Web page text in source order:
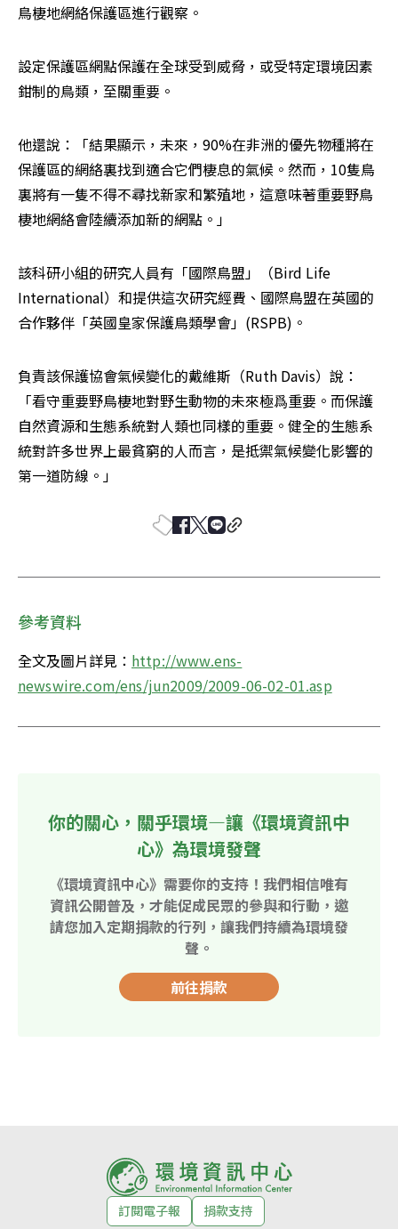
鳥棲地網絡保護區進行觀察。
設定保護區網點保護在全球受到威脅，或受特定環境因素
鉗制的鳥類，至關重要。
他還說：「結果顯示，未來，90%在非洲的優先物種將在
保護區的網絡裏找到適合它們棲息的氣候。然而，10隻鳥
裏將有一隻不得不尋找新家和繁殖地，這意味著重要野鳥
棲地網絡會陸續添加新的網點。」
該科研小組的研究人員有「國際鳥盟」（Bird Life
International）和提供這次研究經費、國際鳥盟在英國的
合作夥伴「英國皇家保護鳥類學會」(RSPB)。
負責該保護協會氣候變化的戴維斯（Ruth Davis）說：
「看守重要野鳥棲地對野生動物的未來極爲重要。而保護
自然資源和生態系統對人類也同樣的重要。健全的生態系
統對許多世界上最貧窮的人而言，是抵禦氣候變化影響的
第一道防線。」
參考資料
全文及圖片詳見： http://www.ens-
newswire.com/ens/jun2009/2009-06-02-01.asp
你的關心，關乎環境—讓《環境資訊中
心》為環境發聲
《環境資訊中心》需要你的支持！我們相信唯有
資訊公開普及，才能促成民眾的參與和行動，邀
請您加入定期捐款的行列，讓我們持續為環境發
聲。
前往捐款
訂閱電子報 捐款支持